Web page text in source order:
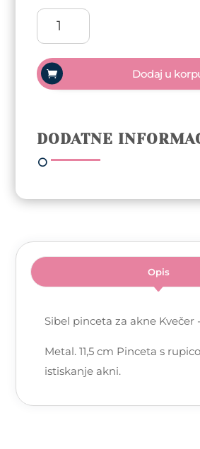
Sibel
pinceta
za
akne
Kvečer
količina
Dodaj u
DODATNE
Opis
Sibel pinceta za akne Kvečer
Metal. 11,5 cm Pinceta s
istiskanje akni.